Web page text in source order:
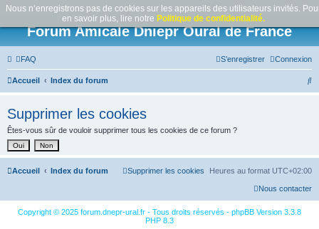
Nous n‘enregistrons pas de cookies sur les appareils des utilisateurs invités.
en savoir plus, lire notre Politique de confidentialité.
Forum Amicale Dniepr Oural de France
FAQ Connexion
S’enregistrer
Accueil Index du forum
R
h
Supprimer les cookies
Êtes-vous sûr de vouloir supprimer tous les cookies de ce forum ?
Accueil Index du forum Heures au format UTC+02:00
Supprimer les cookies
Nous contacter
Copyright © 2025 forum.dnepr-ural.fr - Tous droits réservés - phpBB Version 3.3.8
PHP 8.3